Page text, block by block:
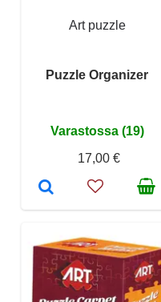
Art puzzle
Puzzle Organizer
Varastossa (19)
17,00 €